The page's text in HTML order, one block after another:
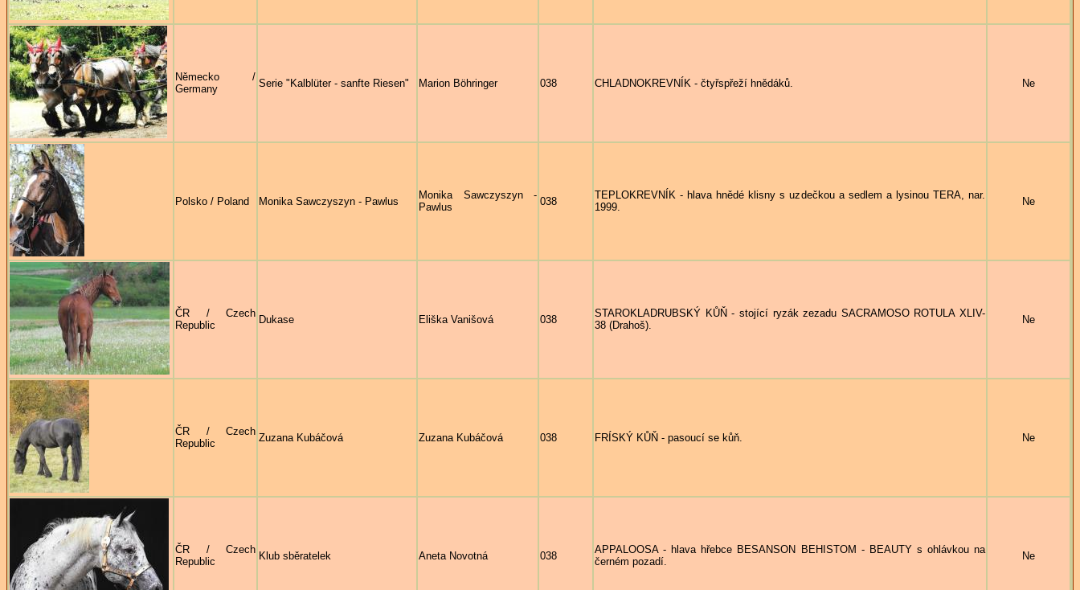
Německo /
Germany
Serie "Kalblüter - sanfte Riesen" Marion Böhringer 038 CHLADNOKREVNÍK - čtyřspřeží hnědáků. Ne
Polsko / Poland Monika Sawczyszyn - Pawlus
Monika Sawczyszyn -
Pawlus
038
TEPLOKREVNÍK - hlava hnědé klisny s uzdečkou a sedlem a lysinou TERA, nar.
1999.
Ne
ČR / Czech
Republic
Dukase Eliška Vanišová 038
STAROKLADRUBSKÝ KŮŇ - stojící ryzák zezadu SACRAMOSO ROTULA XLIV-
38 (Drahoš).
Ne
ČR / Czech
Republic
Zuzana Kubáčová Zuzana Kubáčová 038 FRÍSKÝ KŮŇ - pasoucí se kůň. Ne
ČR / Czech
Republic
Klub sběratelek Aneta Novotná 038
APPALOOSA - hlava hřebce BESANSON BEHISTOM - BEAUTY s ohlávkou na
černém pozadí.
Ne